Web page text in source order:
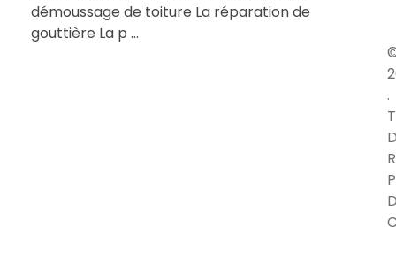
démoussage de toiture La réparation de
gouttière La p ...
.